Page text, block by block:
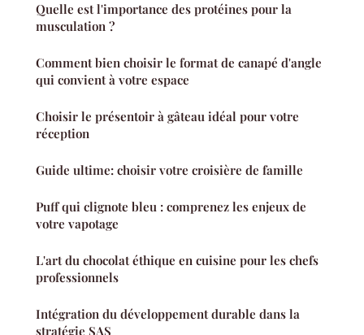
Quelle est l'importance des protéines pour la
musculation ?
Comment bien choisir le format de canapé d'angle
qui convient à votre espace
Choisir le présentoir à gâteau idéal pour votre
réception
Guide ultime: choisir votre croisière de famille
Puff qui clignote bleu : comprenez les enjeux de
votre vapotage
L'art du chocolat éthique en cuisine pour les chefs
professionnels
Intégration du développement durable dans la
stratégie SAS